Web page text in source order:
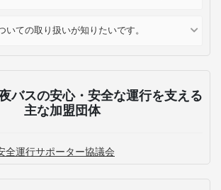
いての取り扱いが知りたいです。
バスの安心・安全な運行を支える
主な加盟団体
全運行サポーター協議会